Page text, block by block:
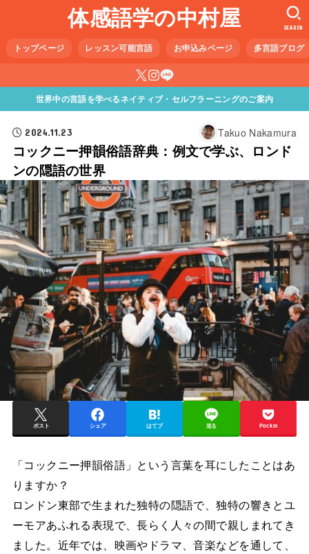
体感語学の中村屋
トップページ レッスン可能言語 お申込みページ 多言語ブログ
SEARCH
世界中の言語を学べるネイティブ・セルフラーニングのご案内
2024.11.23 Takuo Nakamura
コックニー押韻俗語辞典：例文で学ぶ、ロンド
ンの隠語の世界
ポスト シェア はてブ 送る Pocket
「コックニー押韻俗語」という言葉を耳にしたことはあ
りますか？
ロンドン東部で生まれた独特の隠語で、独特の響きとユ
ーモアあふれる表現で、長らく人々の間で親しまれてき
ました。近年では、映画やドラマ、音楽などを通して、